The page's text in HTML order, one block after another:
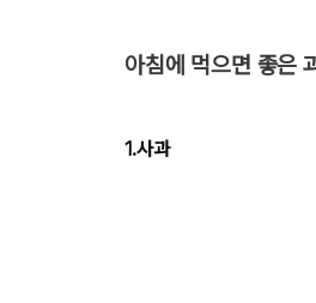
아침에 먹으면 좋은
1.사과